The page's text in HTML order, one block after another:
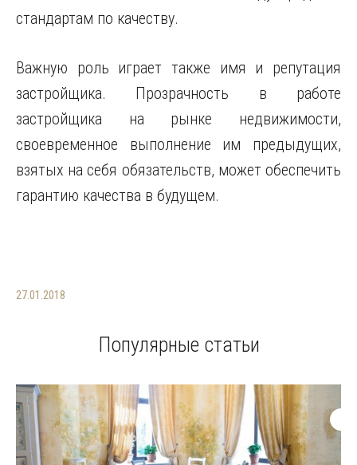
стандартам по качеству.
Важную роль играет также имя и репутация
застройщика. Прозрачность в работе
застройщика на рынке недвижимости,
своевременное выполнение им предыдущих,
взятых на себя обязательств, может обеспечить
гарантию качества в будущем.
27.01.2018
Популярные статьи